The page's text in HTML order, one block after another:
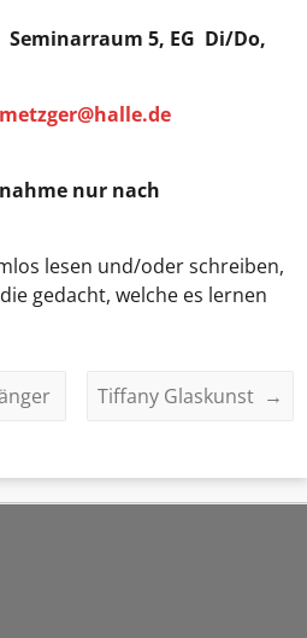
Seminarraum 5, EG Di/Do,
nur nach
lesen und/oder schreiben,
gedacht, welche es lernen
Tiffany Glaskunst →